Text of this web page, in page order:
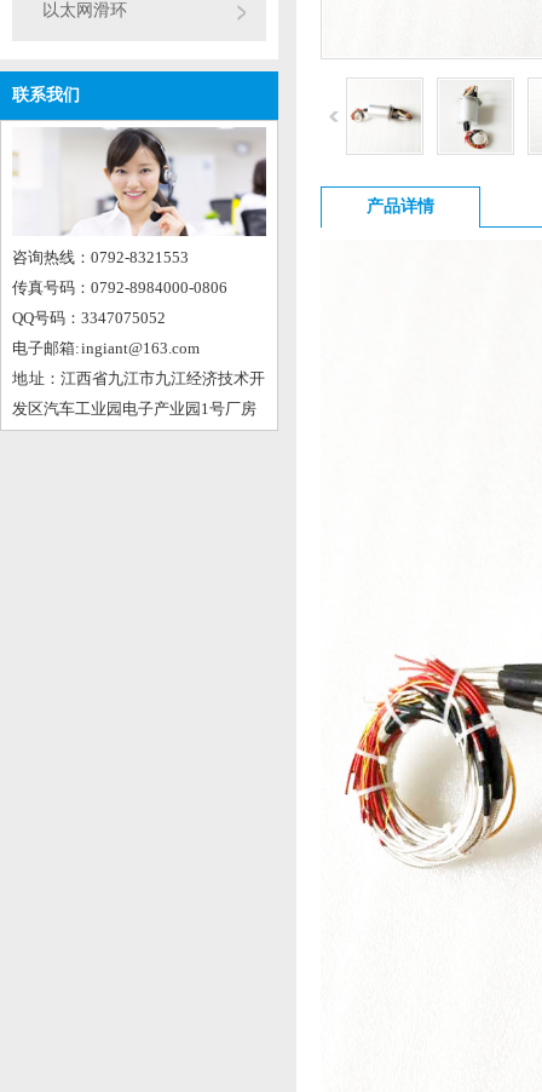
以太网滑环
联系我们
咨询热线：0792-8321553
传真号码：0792-8984000-0806
QQ号码：3347075052
电子邮箱: ingiant@163.com
地 址：江西省九江市九江经济技术开
发区汽车工业园电子产业园1号厂房
产品详情